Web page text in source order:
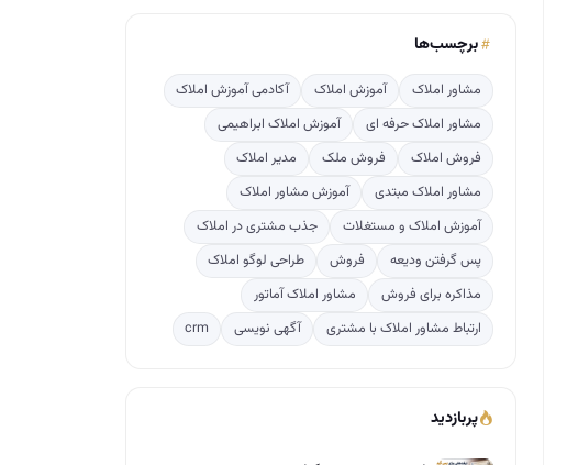
برچسب‌ها
مشاور املاک آموزش املاک
آکادمی آموزش املاک
مشاور املاک حرفه ای
آموزش املاک ابراهیمی
فروش املاک
فروش ملک
مدیر املاک
مشاور املاک مبتدی
آموزش مشاور املاک
آموزش املاک و مستغلات
جذب مشتری در املاک
پس گرفتن ودیعه
فروش
طراحی لوگو املاک
مذاکره برای فروش
مشاور املاک آماتور
ارتباط مشاور املاک با مشتری
آگهی نویسی crm
پربازدید